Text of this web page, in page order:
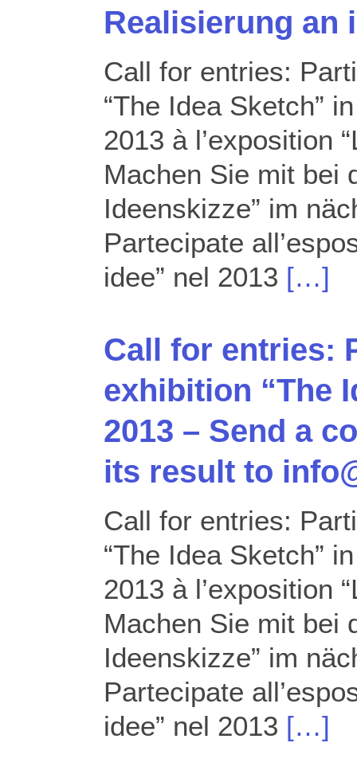
Realisierung an
Call for entries:
“The Idea Sketch”
2013 à l’exposition
Machen Sie mit bei
Ideenskizze” im
Partecipate
idee” nel 2013 […]
Call for entries:
exhibition “The
2013 – Send a
its result to
Call for entries:
“The Idea Sketch”
2013 à l’exposition
Machen Sie mit bei
Ideenskizze” im
Partecipate
idee” nel 2013 […]